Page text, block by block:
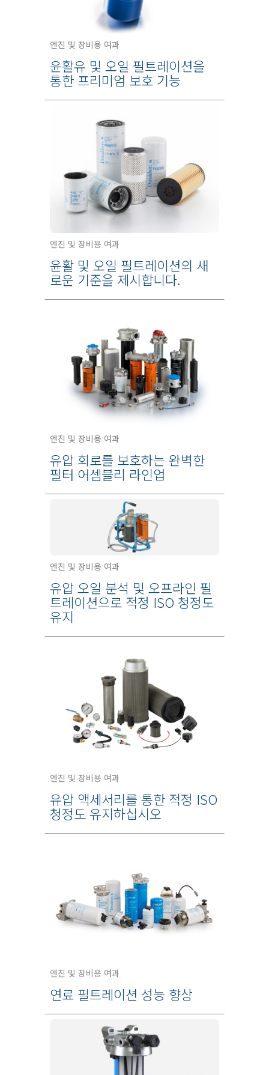
엔진 및 장비용 여과
윤활유 및 오일 필트레이션을
통한 프리미엄 보호 기능
엔진 및 장비용 여과
윤활 및 오일 필트레이션의 새
로운 기준을 제시합니다.
엔진 및 장비용 여과
유압 회로를 보호하는 완벽한
필터 어셈블리 라인업
엔진 및 장비용 여과
유압 오일 분석 및 오프라인 필
트레이션으로 적정 ISO 청정도
유지
엔진 및 장비용 여과
유압 액세서리를 통한 적정 ISO
청정도 유지하십시오
엔진 및 장비용 여과
연료 필트레이션 성능 향상